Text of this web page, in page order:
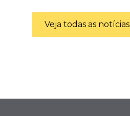
Veja todas as notícias